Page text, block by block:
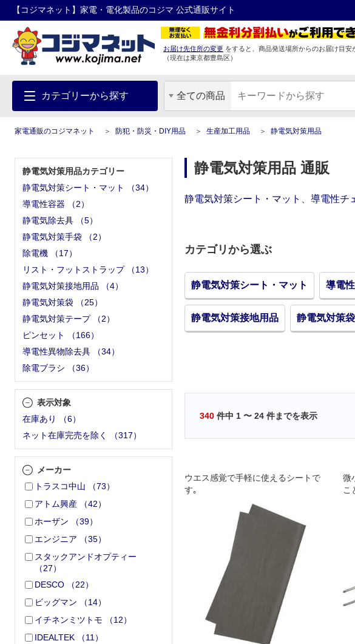
【コジマネット】家電・電化製品のコジマ 公式通販サイト
お届け先住所の変更 をすると、商品発送場所からのお届け目安
（現在は東京都豊島区）
カテゴリーから探す 全ての商品
家電通販のコジマネット 防犯・防災・DIY用品 生産加工用品 静電気対策用品
静電気対策用品カテゴリー
静電気対策シート・マット
（34）
導電性容器
（2）
静電気除去具
（5）
静電気対策手袋
（2）
除電機
（17）
リスト・フットストラップ
（13）
静電気対策接地用品
（4）
静電気対策袋
（25）
静電気対策テープ
（2）
ピンセット
（166）
導電性異物除去具
（34）
除電ブラシ
（36）
表示対象
在庫あり
（6）
ネット在庫完売を除く
（317）
メーカー
トラスコ中山
（73）
アトム興産
（42）
ホーザン
（39）
エンジニア
（35）
スタックアンドオプティー
（27）
DESCO
（22）
ビッグマン
（14）
イチネンミツトモ
（12）
IDEALTEK
（11 ）
静電気対策用品 通販
静電気対策シート・マット 導電性チ
カテゴリから選ぶ
静電気対策シート・マット 導電
静電気対策接地用品 静電気対策袋
340 件中 1 〜 24 件までを表示
ウエス感覚で手軽に使えるシートで
す｡
微
こ